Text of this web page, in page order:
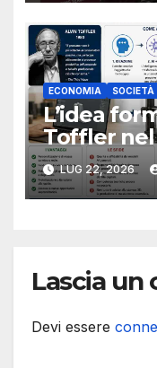
ECONOMIA SOCIETÀ
L’idea
Toffler nel
come
stampa
LUG 22, 2026
Lascia
Devi essere